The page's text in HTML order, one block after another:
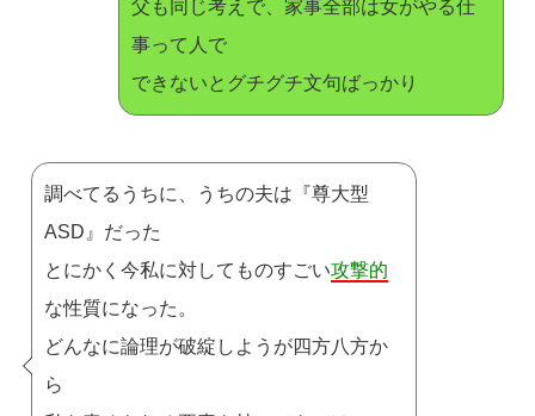
父も同じ考えで、家事全部は女がやる仕
事って人で
できないとグチグチ文句ばっかり
調べてるうちに、うちの夫は『尊大型
ASD』だった
とにかく今私に対してものすごい攻撃的
な性質になった。
どんなに論理が破綻しようが四方八方か
ら